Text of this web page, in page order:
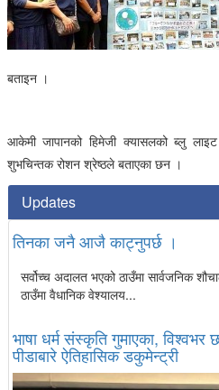
बताइन ।
आकेमी जापानको हिमेजी क्यासलको ब्लु
शुभचिन्तक रोशन श्रेष्ठले बताएका छन ।
Updates
तिनका जनै आजै काट्नुपर्छ ।
सर्वोच्च अदालत भएको ठाउँमा सार्वजनिक
ठाउँमा वैधानिक वेश्यालय...
भाषा धर्म संस्कृति गुमाएका, विश्वभर
पीडाबारे ऐतिहासिक डकुमेन्ट्री